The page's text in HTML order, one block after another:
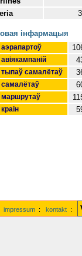
3
інфармацыя
аэрапартоў
тыпаў самалётаў
самалётаў
маршрутаў
impressum : kontakt :